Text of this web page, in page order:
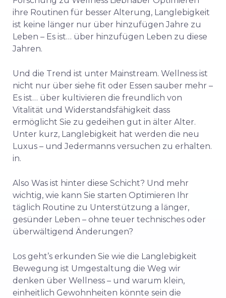
ihre Routinen für besser Alterung, Langlebigkeit
ist keine länger nur über hinzufügenJahre zu
Leben – Es ist… über hinzufügen Leben zu diese
Jahren.
Und die Trend ist unter Mainstream. Wellness ist
nicht nur über siehe fit oder Essen sauber mehr –
Es ist… über kultivieren die freundlich von
Vitalität und Widerstandsfähigkeit dass
ermöglicht Sie zu gedeihen gut in älter Alter.
Unter kurz, Langlebigkeit hat werden die neu
Luxus – undJedermanns versuchen zu erhalten.
in.
Also Was ist hinter diese Schicht? Und mehr
wichtig, wie kann Sie starten Optimieren Ihr
täglich Routine zu Unterstützung a länger,
gesünder Leben – ohne teuer technisches oder
überwältigend Änderungen?
Los geht’s erkunden Sie wie die Langlebigkeit
Bewegung ist Umgestaltung die Weg wir
denken über Wellness – und warum klein,
einheitlich Gewohnheiten könnte sein die